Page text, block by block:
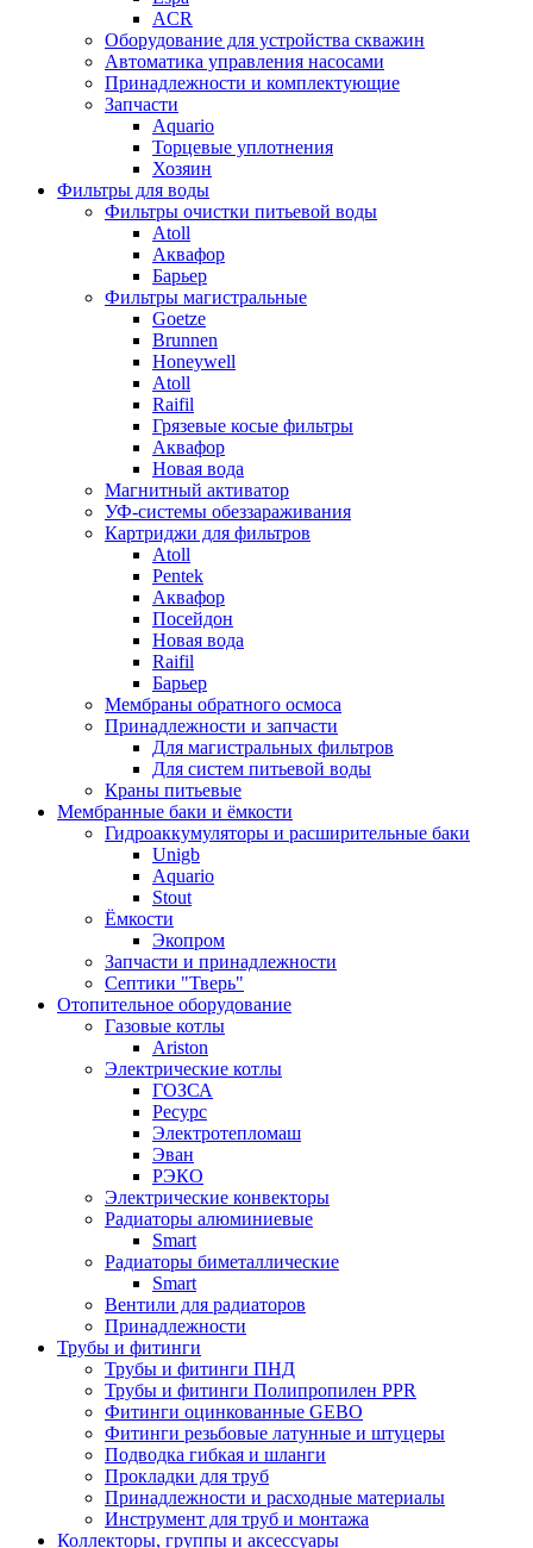
ACR
Оборудование для устройства скважин
Автоматика управления насосами
Принадлежности и комплектующие
Запчасти
Aquario
Торцевые уплотнения
Хозяин
Фильтры для воды
Фильтры очистки питьевой воды
Atoll
Аквафор
Барьер
Фильтры магистральные
Goetze
Brunnen
Honeywell
Atoll
Raifil
Грязевые косые фильтры
Аквафор
Новая вода
Магнитный активатор
УФ-системы обеззараживания
Картриджи для фильтров
Atoll
Pentek
Аквафор
Посейдон
Новая вода
Raifil
Барьер
Мембраны обратного осмоса
Принадлежности и запчасти
Для магистральных фильтров
Для систем питьевой воды
Краны питьевые
Мембранные баки и ёмкости
Гидроаккумуляторы и расширительные баки
Unigb
Aquario
Stout
Ёмкости
Экопром
Запчасти и принадлежности
Септики "Тверь"
Отопительное оборудование
Газовые котлы
Ariston
Электрические котлы
ГОЗСА
Ресурс
Электротепломаш
Эван
РЭКО
Электрические конвекторы
Радиаторы алюминиевые
Smart
Радиаторы биметаллические
Smart
Вентили для радиаторов
Принадлежности
Трубы и фитинги
Трубы и фитинги ПНД
Трубы и фитинги Полипропилен PPR
Фитинги оцинкованные GEBO
Фитинги резьбовые латунные и штуцеры
Подводка гибкая и шланги
Прокладки для труб
Принадлежности и расходные материалы
Инструмент для труб и монтажа
Коллекторы, группы и аксессуары